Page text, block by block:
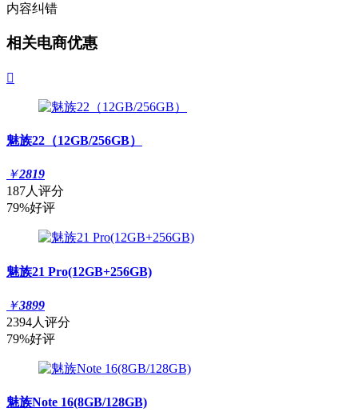
内容纠错
相关电商优惠

魅族22（12GB/256GB）
￥2819
187人评分
79%好评
魅族21 Pro(12GB+256GB)
￥3899
2394人评分
79%好评
魅族Note 16(8GB/128GB)